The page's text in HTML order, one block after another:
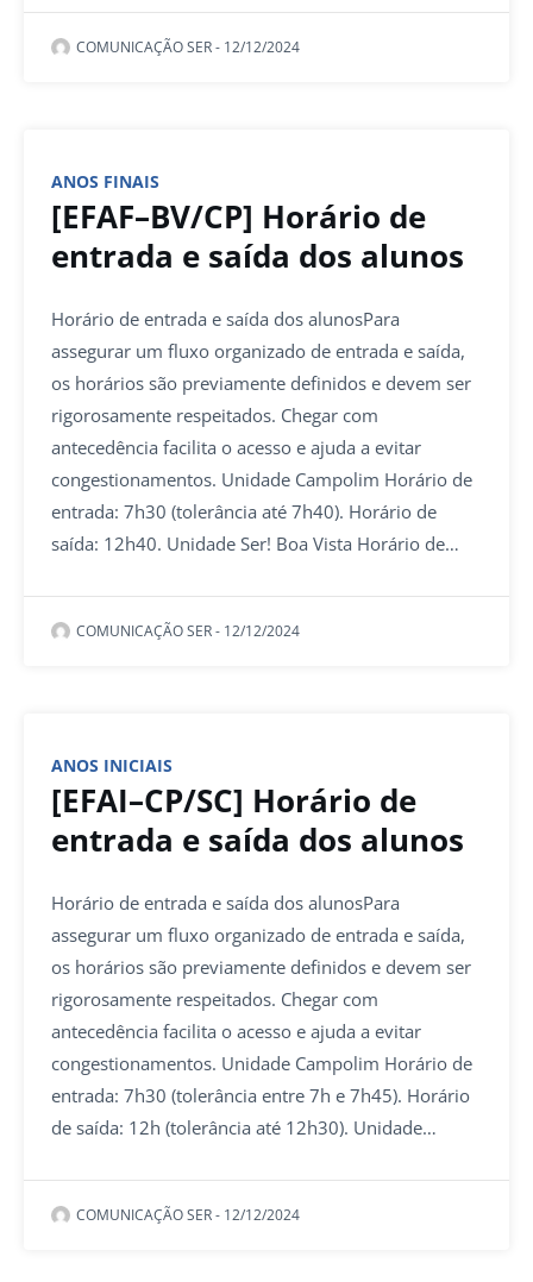
COMUNICAÇÃO SER- 12/12/2024
ANOS FINAIS
[EFAF–BV/CP] Horário de
entrada e saída dos alunos
Horário de entrada e saída dos alunosPara
assegurar um fluxo organizado de entrada e saída,
os horários são previamente definidos e devem ser
rigorosamente respeitados. Chegar com
antecedência facilita o acesso e ajuda a evitar
congestionamentos. Unidade Campolim Horário de
entrada: 7h30 (tolerância até 7h40). Horário de
saída: 12h40. Unidade Ser! Boa Vista Horário de…
COMUNICAÇÃO SER- 12/12/2024
ANOS INICIAIS
[EFAI–CP/SC] Horário de
entrada e saída dos alunos
Horário de entrada e saída dos alunosPara
assegurar um fluxo organizado de entrada e saída,
os horários são previamente definidos e devem ser
rigorosamente respeitados. Chegar com
antecedência facilita o acesso e ajuda a evitar
congestionamentos. Unidade Campolim Horário de
entrada: 7h30 (tolerância entre 7h e 7h45). Horário
de saída: 12h (tolerância até 12h30). Unidade…
COMUNICAÇÃO SER- 12/12/2024